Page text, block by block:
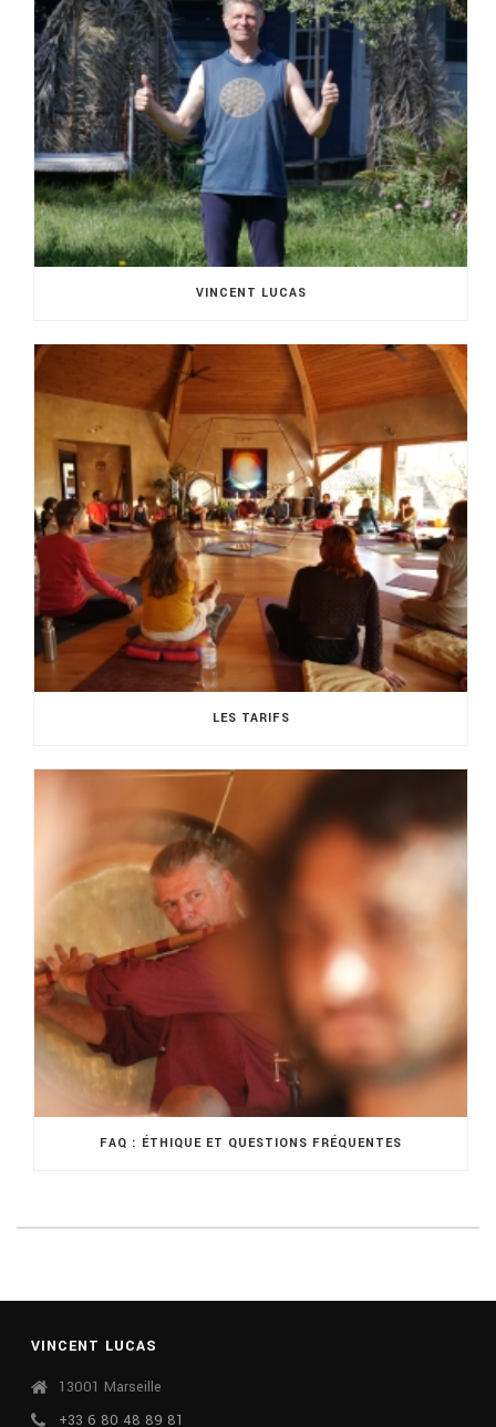
VINCENT LUCAS
LES TARIFS
FAQ : ÉTHIQUE ET QUESTIONS FRÉQUENTES
VINCENT LUCAS
13001 Marseille
+33 6 80 48 89 81